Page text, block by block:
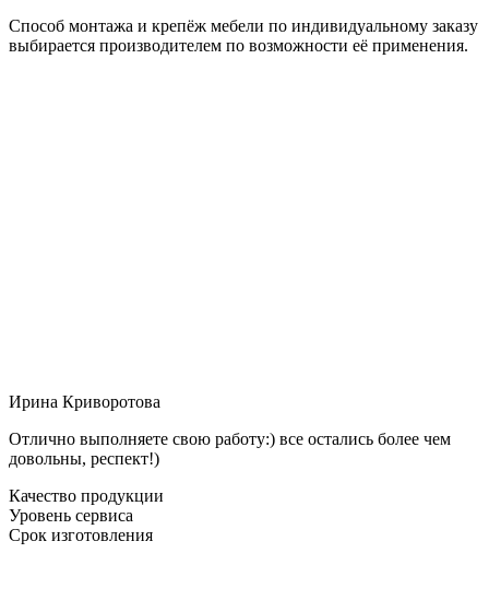
Способ монтажа и крепёж мебели по индивидуальному заказу
выбирается производителем по возможности её применения.
Ирина Криворотова
Отлично выполняете свою работу:) все остались более чем
довольны, респект!)
Качество продукции
Уровень сервиса
Срок изготовления